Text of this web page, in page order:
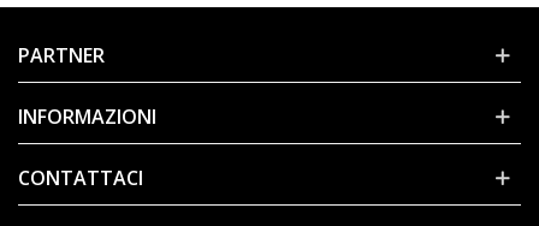
PARTNER
INFORMAZIONI
CONTATTACI